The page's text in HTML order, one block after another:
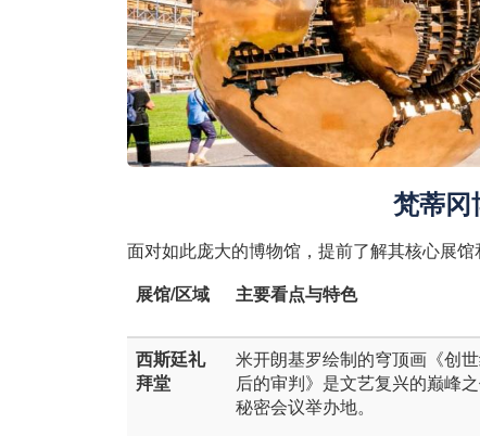
梵蒂冈
面对如此庞大的博物馆，提前了解其核心展
展馆/区域
主要看点与特色
西斯廷礼
拜堂
米开朗基罗绘制的穹顶画《创
后的审判》是文艺复兴的巅峰
秘密会议举办地。